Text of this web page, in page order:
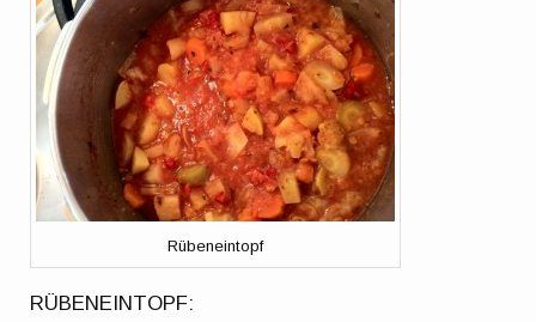
Rübeneintopf
RÜBENEINTOPF: